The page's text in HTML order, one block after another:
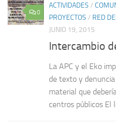
0
ACTIVIDADES /
PROYECTOS / RED
JUNIO 19, 2015
Intercambio
La APC y el Eko
de texto y
material que
centros públicos El